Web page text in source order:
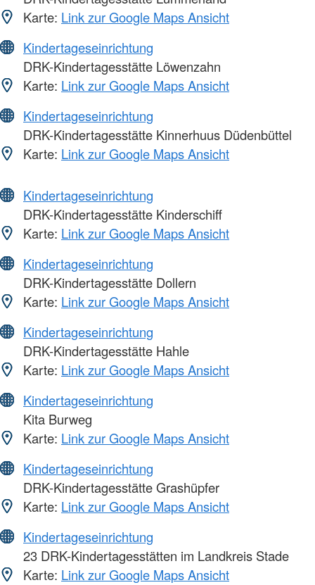
Karte: Link zur Google Maps Ansicht
Kindertageseinrichtung
DRK-Kindertagesstätte Löwenzahn
Karte: Link zur Google Maps Ansicht
Kindertageseinrichtung
DRK-Kindertagesstätte Kinnerhuus Düdenbüttel
Karte: Link zur Google Maps Ansicht
Kindertageseinrichtung
DRK-Kindertagesstätte Kinderschiff
Karte: Link zur Google Maps Ansicht
Kindertageseinrichtung
DRK-Kindertagesstätte Dollern
Karte: Link zur Google Maps Ansicht
Kindertageseinrichtung
DRK-Kindertagesstätte Hahle
Karte: Link zur Google Maps Ansicht
Kindertageseinrichtung
Kita Burweg
Karte: Link zur Google Maps Ansicht
Kindertageseinrichtung
DRK-Kindertagesstätte Grashüpfer
Karte: Link zur Google Maps Ansicht
Kindertageseinrichtung
23 DRK-Kindertagesstätten im Landkreis Stade
Karte: Link zur Google Maps Ansicht